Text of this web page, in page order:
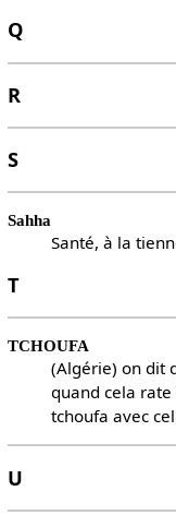
Q
R
S
Sahha
Santé, à la
T
TCHOUFA
(Algérie) on dit
quand cela rate
tchoufa avec
U